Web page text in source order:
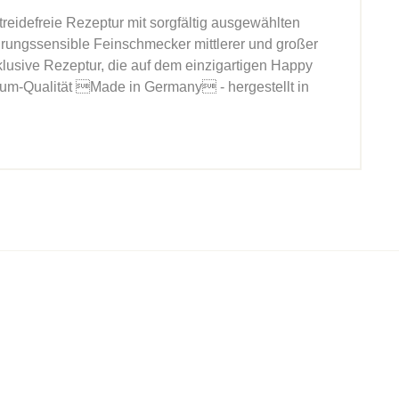
Rezeptur mit sorgfältig ausgewählten
Feinschmecker mittlerer und großer
Rezeptur, die auf dem einzigartigen Happy
Qualität Made in Germany - hergestellt in